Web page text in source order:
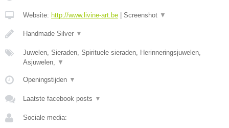
Website: http://www.livine-art.be Screenshot ▼
Handmade Silver ▼
Juwelen, Sieraden, Spirituele sieraden, Herinneringsjuwelen,
Asjuwelen,
▼
Openingstijden ▼
Laatste facebook posts ▼
Sociale media: